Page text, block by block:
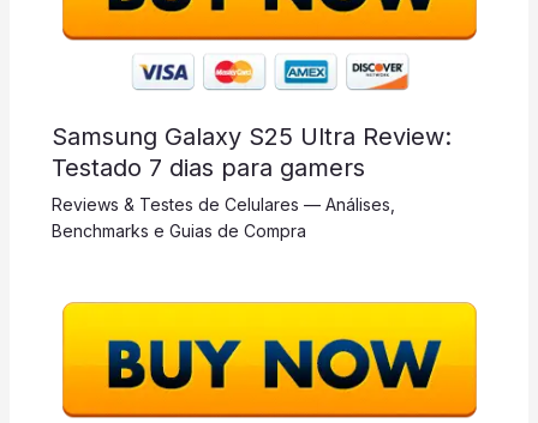
Samsung Galaxy S25 Ultra Review:
Testado 7 dias para gamers
Reviews & Testes de Celulares — Análises,
Benchmarks e Guias de Compra